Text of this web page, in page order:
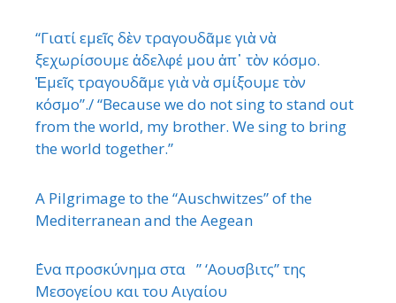
“Γιατί εμεῖς δὲν τραγουδᾶμε γιὰ νὰ
ξεχωρίσουμε ἀδελφέ μου ἀπ᾿ τὸν κόσμο.
Ἐμεῖς τραγουδᾶμε γιὰ νὰ σμίξουμε τὸν
κόσμο”./ “Because we do not sing to stand out
from the world, my brother. We sing to bring
the world together.”
A Pilgrimage to the “Auschwitzes” of the
Mediterranean and the Aegean
΄Ενα προσκύνημα στα ” ‘Αουσβιτς” της
Μεσογείου και του Αιγαίου